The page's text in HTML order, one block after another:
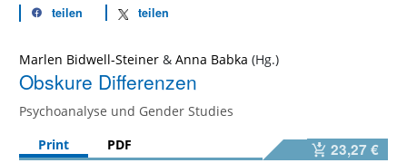
teilen
teilen
Marlen Bidwell-Steiner & Anna Babka
Obskure Differenzen
Psychoanalyse und Gender Studies
Print
PDF 23,27 €